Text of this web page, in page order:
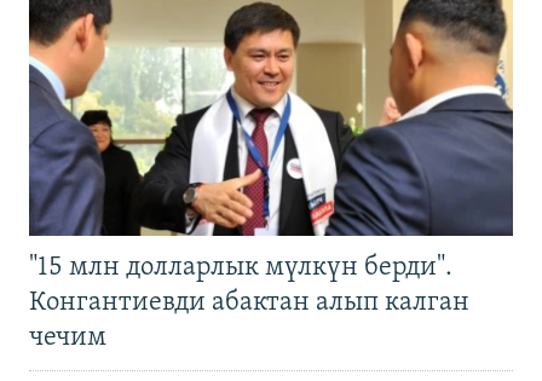
"15 млн долларлык мүлкүн берди".
Конгантиевди абактан алып калган
чечим